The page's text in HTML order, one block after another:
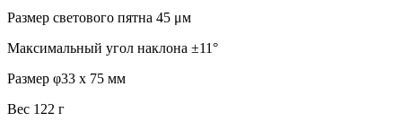
Размер светового пятна 45 μм
Максимальный угол наклона ±11°
Размер φ33 х 75 мм
Вес 122 г